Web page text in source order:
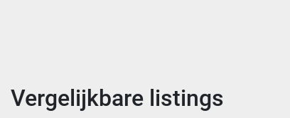
Vergelijkbare listings